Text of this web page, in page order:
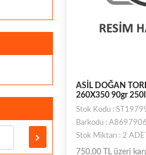
ASİL DOĞAN
260X350 90gr
Stok Kodu :
Barkodu :
Stok Miktarı : 2 ADET
750,00 TL üzeri